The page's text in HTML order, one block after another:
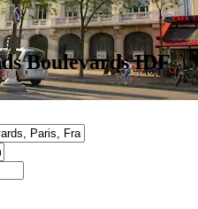
Boulevards IDF